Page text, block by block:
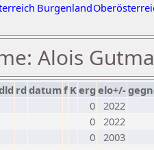
Burgenland
Alois
rd datumf Kerg elo+/-
0 2022
0 2022
0 2003